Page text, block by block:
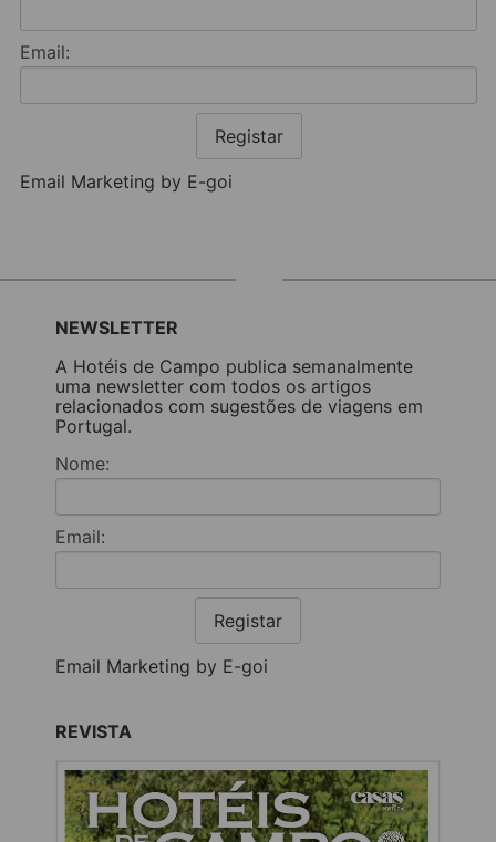
Email:
Registar
Email Marketing by E-goi
NEWSLETTER
A Hotéis de Campo publica semanalmente
uma newsletter com todos os artigos
relacionados com sugestões de viagens em
Portugal.
Nome:
Email:
Registar
Email Marketing by E-goi
REVISTA